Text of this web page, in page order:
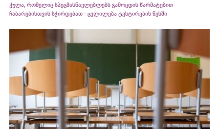
ქულა, რომელიც სპეცმასწავლებლებს გამოცდის წარმატებით
ჩაბარებისთვის სჭირდებათ - ცვლილება ტესტირების წესში